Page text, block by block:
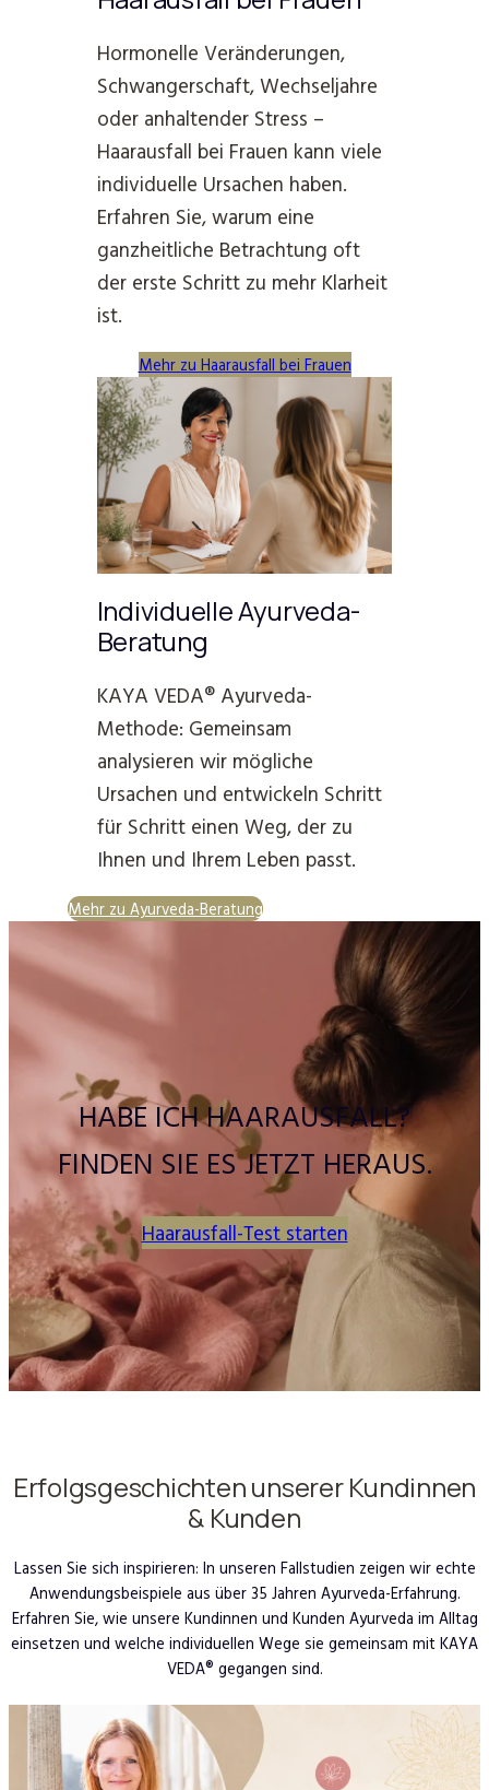
Hormonelle Veränderungen,
Schwangerschaft, Wechseljahre
oder anhaltender Stress –
Haarausfall bei Frauen kann viele
individuelle Ursachen haben.
Erfahren Sie, warum eine
ganzheitliche Betrachtung oft
der erste Schritt zu mehr Klarheit
ist.
Mehr zu Haarausfall bei Frauen
Individuelle Ayurveda-
Beratung
KAYA VEDA® Ayurveda-
Methode: Gemeinsam
analysieren wir mögliche
Ursachen und entwickeln Schritt
für Schritt einen Weg, der zu
Ihnen und Ihrem Leben passt.
Mehr zu Ayurveda-Beratung
HABE ICH HAARAUSFALL?
FINDEN SIE ES JETZT HERAUS.
Haarausfall-Test starten
Erfolgsgeschichten unserer Kundinnen
& Kunden
Lassen Sie sich inspirieren: In unseren Fallstudien zeigen wir echte
Anwendungsbeispiele aus über 35 Jahren Ayurveda-Erfahrung.
Erfahren Sie, wie unsere Kundinnen und Kunden Ayurveda im Alltag
einsetzen und welche individuellen Wege sie gemeinsam mit KAYA
VEDA® gegangen sind.